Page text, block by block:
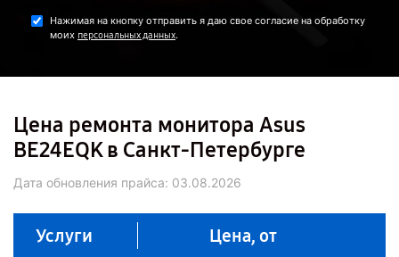
Нажимая на кнопку отправить я даю свое согласие на обработку
моих персональных данных.
Цена ремонта монитора Asus
BE24EQK в Санкт-Петербурге
Дата обновления прайса: 03.08.2026
Услуги Цена, от